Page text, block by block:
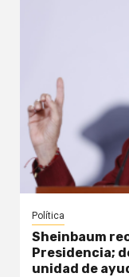
Política
Sheinbaum
Presidencia;
unidad de